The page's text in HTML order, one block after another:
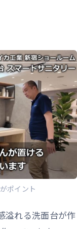
ポイント
溢れる洗面台が作